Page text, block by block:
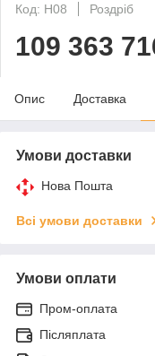
Код: H08
Роздріб
109 363
Опис Доставка
Умови доставки
Нова Пошта
Всі умови доставки
Умови оплати
Пром-оплата
Післяплата